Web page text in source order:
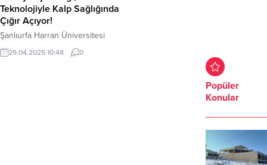
Teknolojiyle Kalp Sağlığında
Çığır Açıyor!
Şanlıurfa Harran Üniversitesi
Hastanesi Kardiyoloji Anabilim Dalı,
yüksek teknolojiye sahip
29.04.2025 10:48 0
Popüler
Konular